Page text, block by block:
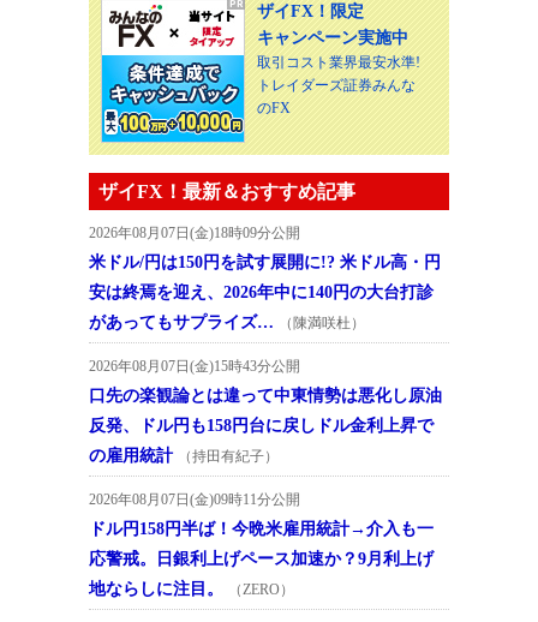
ザイFX！限定
キャンペーン実施中
取引コスト業界最安水準!
トレイダーズ証券みんな
のFX
ザイFX！最新＆おすすめ記事
2026年08月07日(金)18時09分公開
米ドル/円は150円を試す展開に!? 米ドル高・円
安は終焉を迎え、2026年中に140円の大台打診
があってもサプライズ…
（陳満咲杜）
2026年08月07日(金)15時43分公開
口先の楽観論とは違って中東情勢は悪化し原油
反発、ドル円も158円台に戻しドル金利上昇で
の雇用統計
（持田有紀子）
2026年08月07日(金)09時11分公開
ドル円158円半ば！今晩米雇用統計→介入も一
応警戒。日銀利上げペース加速か？9月利上げ
地ならしに注目。
（ZERO）